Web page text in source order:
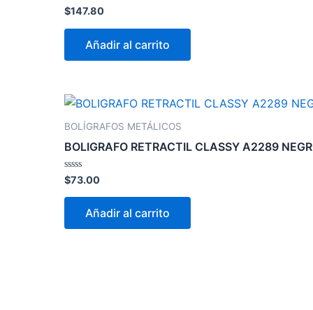
Valorado
con
0
$147.80
Añadir al carrito
BOLÍGRAFOS METÁLICOS
BOLIGRAFO RETRACTIL CLASSY A2289
Valorado
con
0
$73.00
Añadir al carrito